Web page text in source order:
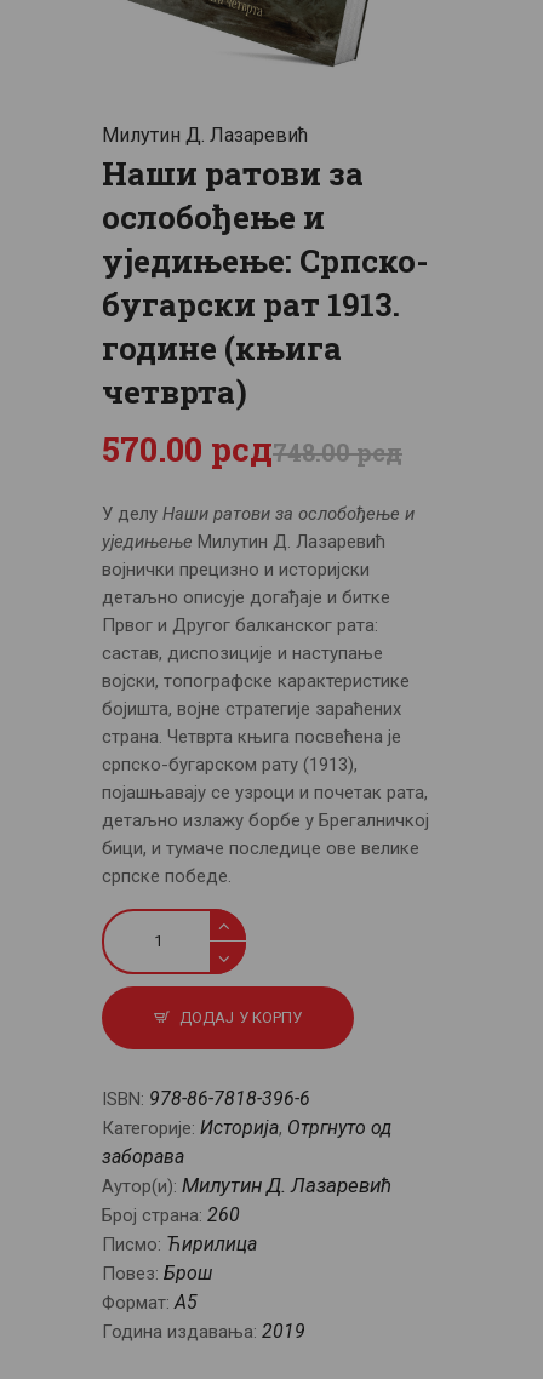
ЦЕНОВНИК
Милутин Д. Лазаревић
Наши ратови за
ослобођење и
уједињење: Српско-
бугарски рат 1913.
године (књига
четврта)
748.00рсд
570.00 рсд
У делу Наши ратови за ослобођење и
уједињење Милутин Д. Лазаревић
војнички прецизно и историјски
детаљно описује догађаје и битке
Првог и Другог балканског рата:
састав, диспозиције и наступање
војски, топографске карактеристике
бојишта, војне стратегије зараћених
страна. Четврта књига посвећена је
српско-бугарском рату (1913),
појашњавају се узроци и почетак рата,
детаљно излажу борбе у Брегалничкој
бици, и тумаче последице ове велике
српске победе.
Наши
ратови
за
ослобођење
и
Српско-
бугарски
рат
1913.
године
(књига
четврта)
количина
ДОДАЈ У КОРПУ
ISBN: 978-86-7818-396-6
Категорије: Историја, Отргнуто од
заборава
Аутор(и): Милутин Д. Лазаревић
Број страна: 260
Писмо: Ћирилица
Повез: Брош
Формат:A5
Година издавања: 2019